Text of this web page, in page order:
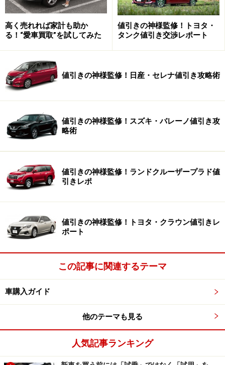
バーもよくある話。とくに最近売れているハイブリッド
カーは、エンジンに加えてモーターも付いていて、意外
と車が重くなっているので、車種によっては注意が必要
です。
試乗は普段からよく使う道路を走りましょう。通勤で使
うなら勤務先まで走ってみる、よく行くスーパーや病院
車を買った後のユーザーからは「古い舗装道路を走った
ら乗り心地がゴツゴツしていると気づいた」「加速する
と思ったよりエンジンの音がうるさかった」「ハザード
ランプやオーディオのスイッチが使いづらかった」とい
う声が多くあがります。
走りやすい道路をサラーッと運転するだけでは気が付か
試乗をするのが大事です
高く売れれば家計も助か
る！“愛車買取”を試してみた
値引きの神様監修！トヨタ・
タンク値引き交渉レポート
値引きの神様監修！日産・セレナ値引き攻略術
値引きの神様監修！スズキ・バレーノ値引き攻
略術
値引きの神様監修！ランドクルーザープラド値
引きレポ
値引きの神様監修！トヨタ・クラウン値引きレ
ポート
この記事に関連するテーマ
車購入ガイド
他のテーマも見る
人気記事ランキング